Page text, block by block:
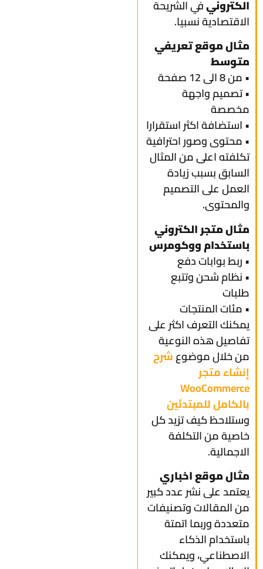
الكترونيفي الشريحة
الاقتصادية نسبيا.
مثال موقع تعريفي
متوسط
• من 8 الى 12 صفحة
• تصميم واجهة
مخصصة
• استضافة اكثر استقرارا
• محتوى وصور احترافية
تكلفته اعلى من المثال
السابق بسبب زيادة
العمل على التصميم
والمحتوى.
مثال متجر الكتروني
باستخدام ووكومرس
• ربط بوابات دفع
• نظام شحن وتتبع
طلبات
• مئات المنتجات
يمكنك التعرف اكثر على
تفاصيل هذه النوعية
من خلال موضوعشرح
إنشاء متجر
WooCommerce
بالكامل للمبتدئين
وستلاحظ كيف تزيد كل
خاصية من التكلفة
الاجمالية.
مثال موقع اخباري
يعتمد على نشر عدد كبير
من المقالات وتصنيفات
متعددة وربما اتمتة
باستخدام الذكاء
الاصطناعي، ويمكنك